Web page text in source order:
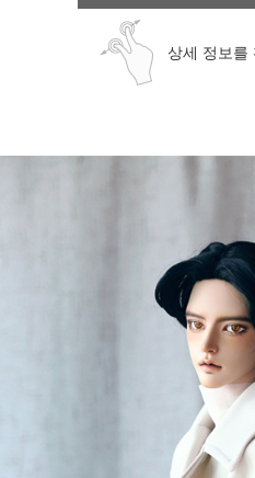
상세 정보를